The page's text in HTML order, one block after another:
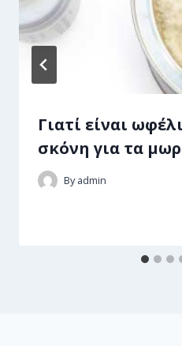
Γιατί είναι
σκόνη για τα
By admin